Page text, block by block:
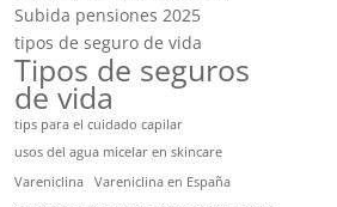
Subida pensiones 2025
tipos de seguro de vida
Tipos de seguros
de vida
tips para el cuidado capilar
usos del agua micelar en skincare
Vareniclina
Vareniclina en España